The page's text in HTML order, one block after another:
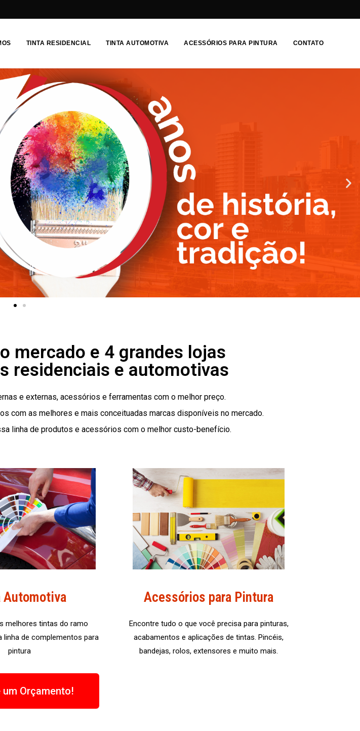
TINTA RESIDENCIAL TINTA AUTOMOTIVA ACESSÓRIOS PARA PINTURA CONTATO
mercado e 4 grandes lojas
residenciais e automotivas
e externas, acessórios e ferramentas com o melhor preço.
com as melhores e mais conceituadas marcas disponíveis no mercado.
linha de produtos e acessórios com o melhor custo-benefício.
Automotiva
melhores tintas do ramo
linha de complementos para
pintura
Acessórios para Pintura
Encontre tudo o que você precisa para pinturas,
acabamentos e aplicações de tintas. Pincéis,
bandejas, rolos, extensores e muito mais.
Orçamento!